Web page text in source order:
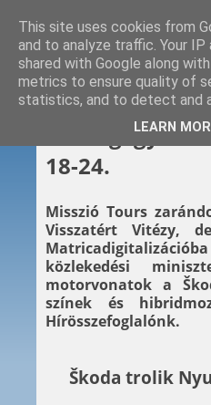
2020. 01. 24.
Hétvégi gyors
18-24.
Misszió Tours
Visszatért Vitézy,
közlekedési
motorvonatok a
színek és
Hírösszefoglalónk.
Škoda trolik
This site uses cookies from
and to analyze traffic. Your
shared with Google along
metrics to ensure quality of
statistics, and to detect and
LEARN